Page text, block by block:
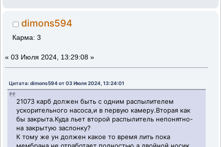
dimons594
Карма: 3
« 03 Июля 2024, 13:29:08 »
Цитата: dimons594 от 03 Июля 2024, 13:24:01
21073 карб должен быть с одним распылителем
ускорительного насоса,и в первую камеру.Вторая как
бы закрыта.Куда льет второй распылитель непонятно-
на закрытую заслонку?
К тому же ун должен какое то время лить пока